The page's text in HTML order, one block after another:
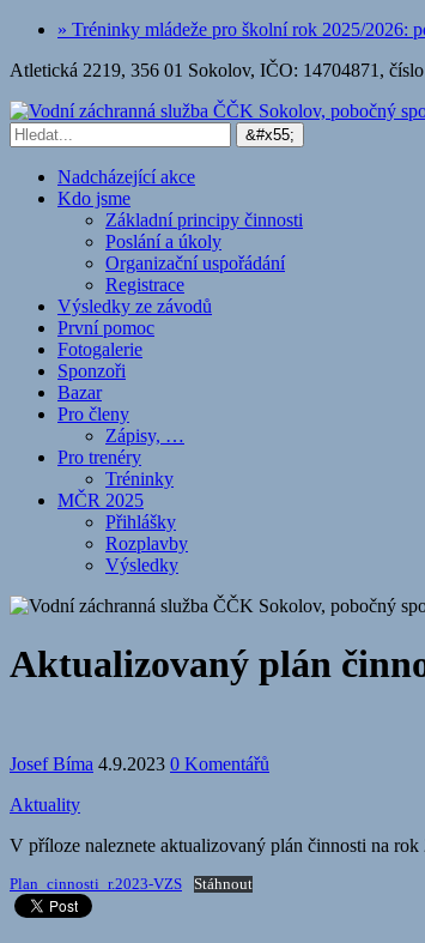
» Tréninky mládeže pro školní rok 2025/2026:
Atletická 2219, 356 01 Sokolov, IČO: 14704871,
Nadcházející akce
Kdo jsme
Základní principy činnosti
Poslání a úkoly
Organizační uspořádání
Registrace
Výsledky ze závodů
První pomoc
Fotogalerie
Sponzoři
Bazar
Pro členy
Zápisy, …
Pro trenéry
Tréninky
MČR 2025
Přihlášky
Rozplavby
Výsledky
Aktualizovaný plán
Josef Bíma 4.9.2023 0 Komentářů
Aktuality
V příloze naleznete aktualizovaný plán činnosti na
Plan_cinnosti_r.2023-VZS Stáhnout